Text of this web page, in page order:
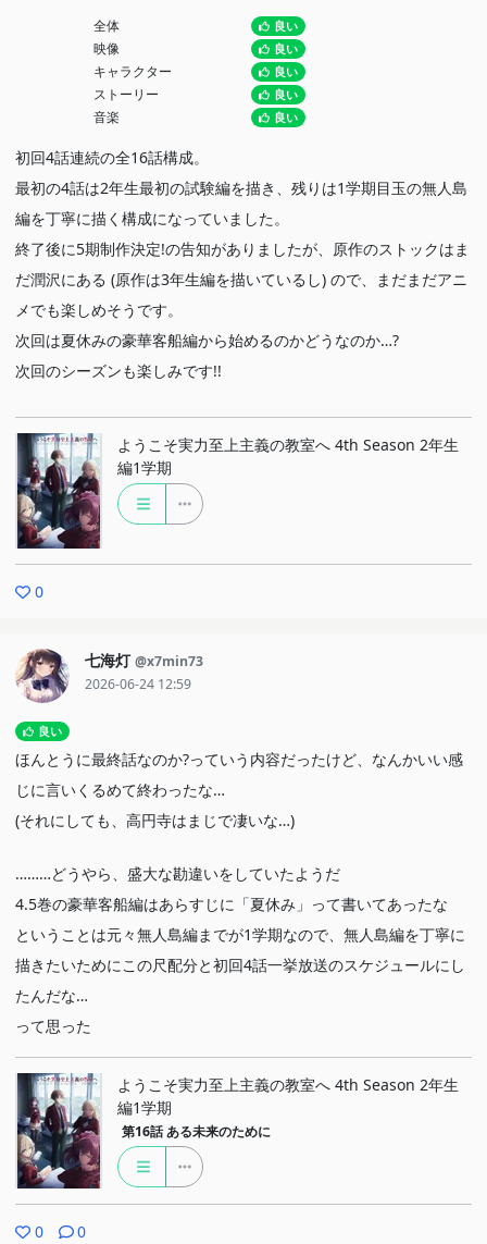
全体 良い
映像 良い
キャラクター 良い
ストーリー 良い
音楽 良い
初回4話連続の全16話構成。
最初の4話は2年生最初の試験編を描き、残りは1学期目玉の無人島
編を丁寧に描く構成になっていました。
終了後に5期制作決定!の告知がありましたが、原作のストックはま
だ潤沢にある (原作は3年生編を描いているし) ので、まだまだアニ
メでも楽しめそうです。
次回は夏休みの豪華客船編から始めるのかどうなのか…?
次回のシーズンも楽しみです!!
ようこそ実力至上主義の教室へ 4th Season 2年生
編1学期
0
七海灯 @x7min73
2026-06-24 12:59
良い
ほんとうに最終話なのか?っていう内容だったけど、なんかいい感
じに言いくるめて終わったな…
(それにしても、高円寺はまじで凄いな…)
………どうやら、盛大な勘違いをしていたようだ
4.5巻の豪華客船編はあらすじに「夏休み」って書いてあったな
ということは元々無人島編までが1学期なので、無人島編を丁寧に
描きたいためにこの尺配分と初回4話一挙放送のスケジュールにし
たんだな…
って思った
ようこそ実力至上主義の教室へ 4th Season 2年生
編1学期
第16話 ある未来のために
0 0